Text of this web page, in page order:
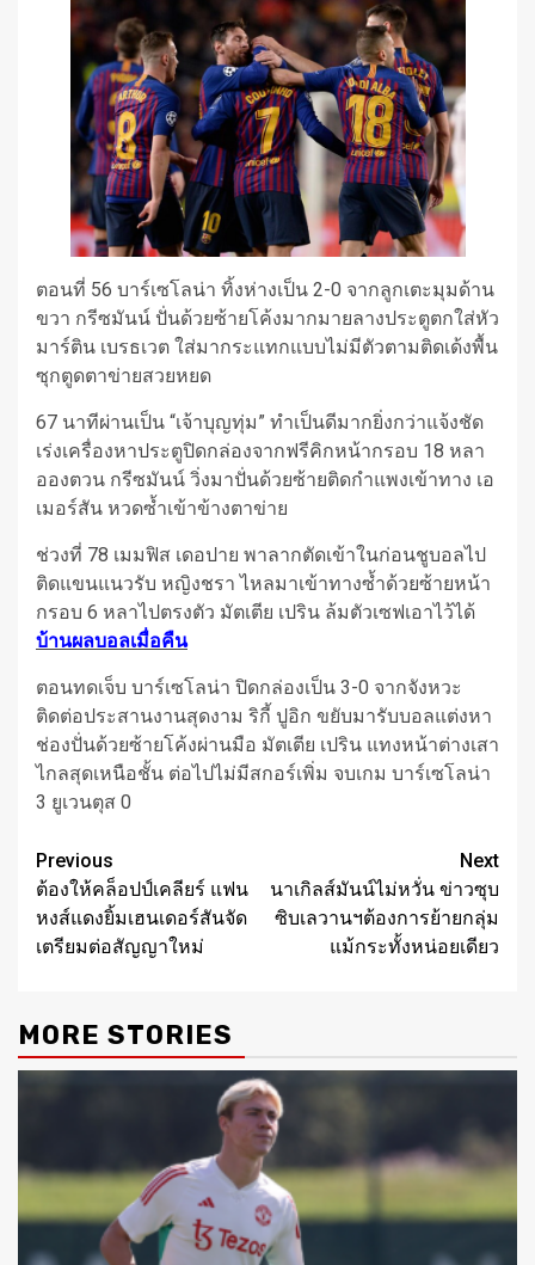
ตอนที่ 56 บาร์เซโลน่า ทิ้งห่างเป็น 2-0 จากลูกเตะมุมด้าน
ขวา กรีซมันน์ ปั่นด้วยซ้ายโค้งมากมายลางประตูตกใส่หัว
มาร์ติน เบรธเวต ใส่มากระแทกแบบไม่มีตัวตามติดเด้งพื้น
ซุกตูดตาข่ายสวยหยด
67 นาทีผ่านเป็น “เจ้าบุญทุ่ม” ทำเป็นดีมากยิ่งกว่าแจ้งชัด
เร่งเครื่องหาประตูปิดกล่องจากฟรีคิกหน้ากรอบ 18 หลา
อองตวน กรีซมันน์ วิ่งมาปั่นด้วยซ้ายติดกำแพงเข้าทาง เอ
เมอร์สัน หวดซ้ำเข้าข้างตาข่าย
ช่วงที่ 78 เมมฟิส เดอปาย พาลากตัดเข้าในก่อนชูบอลไป
ติดแขนแนวรับ หญิงชรา ไหลมาเข้าทางซ้ำด้วยซ้ายหน้า
กรอบ 6 หลาไปตรงตัว มัตเตีย เปริน ล้มตัวเซฟเอาไว้ได้
บ้านผลบอลเมื่อคืน
ตอนทดเจ็บ บาร์เซโลน่า ปิดกล่องเป็น 3-0 จากจังหวะ
ติดต่อประสานงานสุดงาม ริกี้ ปูอิก ขยับมารับบอลแต่งหา
ช่องปั่นด้วยซ้ายโค้งผ่านมือ มัตเตีย เปริน แทงหน้าต่างเสา
ไกลสุดเหนือชั้น ต่อไปไม่มีสกอร์เพิ่ม จบเกม บาร์เซโลน่า
3 ยูเวนตุส 0
Post
navigation
Previous
ต้องให้คล็อปป์เคลียร์ แฟน
หงส์แดงยิ้มเฮนเดอร์สันจัด
เตรียมต่อสัญญาใหม่
Next
นาเกิลส์มันน์ไม่หวั่น ข่าวซุบ
ซิบเลวานฯต้องการย้ายกลุ่ม
แม้กระทั้งหน่อยเดียว
MORE STORIES